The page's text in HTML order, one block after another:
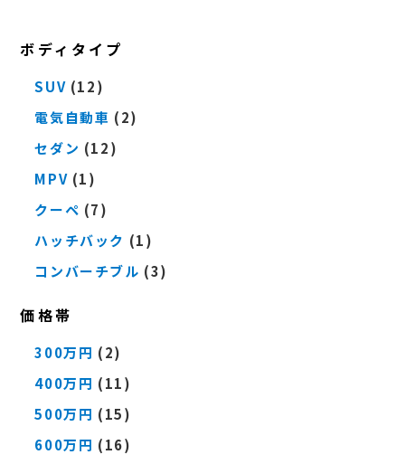
ボディタイプ
SUV (12)
電気自動車 (2)
セダン (12)
MPV (1)
クーペ (7)
ハッチバック (1)
コンバーチブル (3)
価格帯
300万円 (2)
400万円 (11)
500万円 (15)
600万円 (16)